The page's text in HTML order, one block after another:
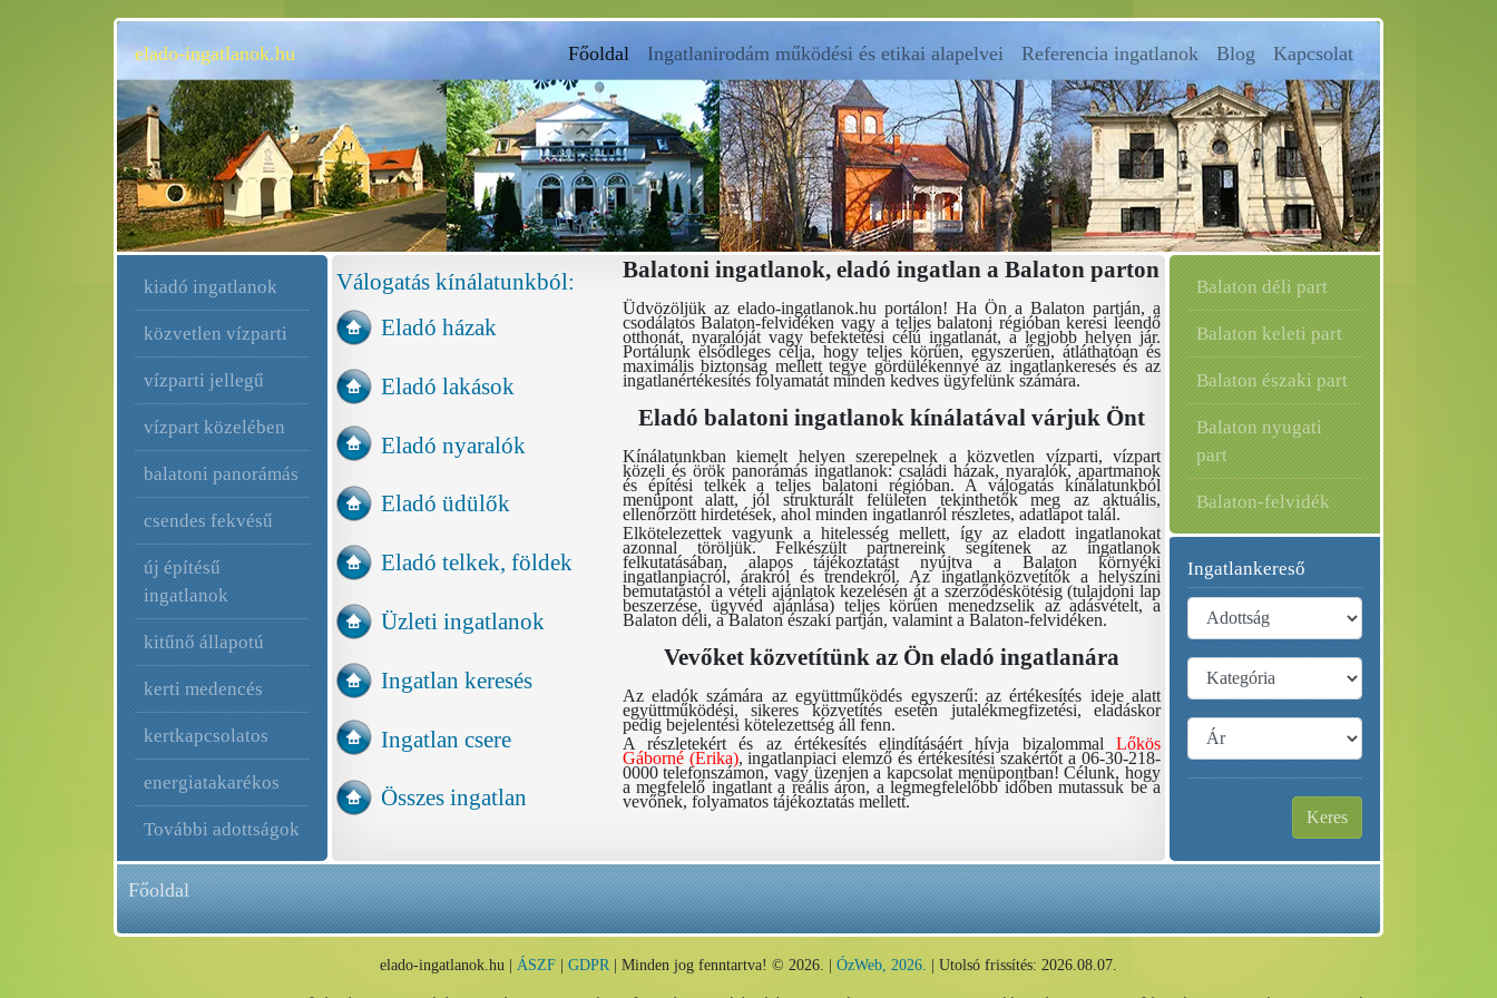
elado-ingatlanok.hu Főoldal (current)
Ingatlanirodám működési és etikai alapelvei Referencia ingatlanok Blog Kapcsolat
kiadó ingatlanok
közvetlen vízparti
vízparti jellegű
vízpart közelében
balatoni panorámás
csendes fekvésű
új építésű
ingatlanok
kitűnő állapotú
kerti medencés
kertkapcsolatos
energiatakarékos
További adottságok
Balaton déli part
Balaton keleti part
Balaton északi part
Balaton nyugati
part
Balaton-felvidék
Ingatlankereső
Keres
Válogatás kínálatunkból:
Eladó házak
Eladó lakások
Eladó nyaralók
Eladó üdülők
Eladó telkek, földek
Üzleti ingatlanok
Ingatlan keresés
Ingatlan csere
Összes ingatlan
Balatoni ingatlanok, eladó ingatlan a Balaton parton
Üdvözöljük az elado-ingatlanok.hu portálon! Ha Ön a Balaton partján, a
csodálatos Balaton-felvidéken vagy a teljes balatoni régióban keresi leendő
otthonát, nyaralóját vagy befektetési célú ingatlanát, a legjobb helyen jár.
Portálunk elsődleges célja, hogy teljes körűen, egyszerűen, átláthatóan és
maximális biztonság mellett tegye gördülékennyé az ingatlankeresés és az
ingatlanértékesítés folyamatát minden kedves ügyfelünk számára.
Eladó balatoni ingatlanok kínálatával várjuk Önt
Kínálatunkban kiemelt helyen szerepelnek a közvetlen vízparti, vízpart
közeli és örök panorámás ingatlanok: családi házak, nyaralók, apartmanok
és építési telkek a teljes balatoni régióban. A válogatás kínálatunkból
menüpont alatt, jól strukturált felületen tekinthetők meg az aktuális,
ellenőrzött hirdetések, ahol minden ingatlanról részletes, adatlapot talál.
Elkötelezettek vagyunk a hitelesség mellett, így az eladott ingatlanokat
azonnal töröljük. Felkészült partnereink segítenek az ingatlanok
felkutatásában, alapos tájékoztatást nyújtva a Balaton környéki
ingatlanpiacról, árakról és trendekről. Az ingatlanközvetítők a helyszíni
bemutatástól a vételi ajánlatok kezelésén át a szerződéskötésig (tulajdoni lap
beszerzése, ügyvéd ajánlása) teljes körűen menedzselik az adásvételt, a
Balaton déli, a Balaton északi partján, valamint a Balaton-felvidéken.
Vevőket közvetítünk az Ön eladó ingatlanára
Az eladók számára az együttműködés egyszerű: az értékesítés ideje alatt
együttműködési, sikeres közvetítés esetén jutalékmegfizetési, eladáskor
pedig bejelentési kötelezettség áll fenn.
A részletekért és az értékesítés elindításáért hívja bizalommal Lőkös
Gáborné (Erika), ingatlanpiaci elemző és értékesítési szakértőt a 06-30-218-
0000 telefonszámon, vagy üzenjen a kapcsolat menüpontban! Célunk, hogy
a megfelelő ingatlant a reális áron, a legmegfelelőbb időben mutassuk be a
vevőnek, folyamatos tájékoztatás mellett.
Főoldal
elado-ingatlanok.hu | ÁSZF GDPR| Minden jog fenntartva! © 2026. | ÓzWeb, 2026. | Utolsó frissítés: 2026.08.07.